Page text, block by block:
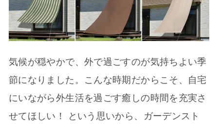
気候が穏やかで、外で過ごすのが気持ちよい季
節になりました。こんな時期だからこそ、自宅
にいながら外生活を過ごす癒しの時間を充実さ
せてほしい！ という思いから、ガーデンスト